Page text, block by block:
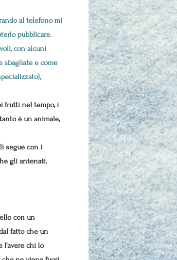
al telefono mi
pubblicare.
con alcuni
sbagliate e come
frutti nel tempo, i
è un animale,
segue con i
gli antenati.
con un
fatto che un
l’avere chi lo